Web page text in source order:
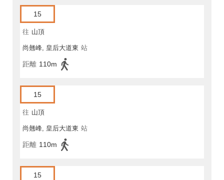
15
往 山頂
尚翹峰, 皇后大道東 站
距離 110m
15
往 山頂
尚翹峰, 皇后大道東 站
距離 110m
15